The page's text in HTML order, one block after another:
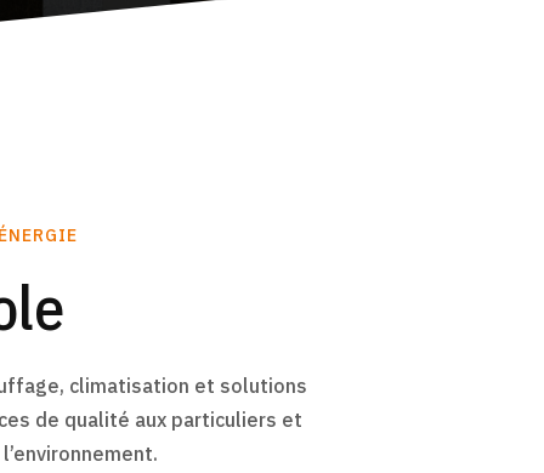
climatisation et solutions
de qualité aux particuliers et